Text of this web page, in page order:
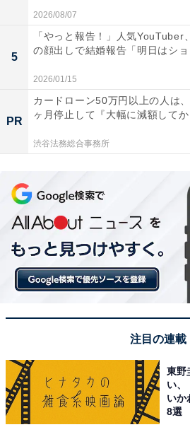
2026/08/07
5
「やっと報告！」人気YouTuber
の顔出しで結婚報告「明日はシ
2026/01/15
PR
カードローン50万円以上の人は
ヶ月停止して『大幅に減額して
渋谷法務総合事務所
注目の連載
東野
い、
いか
8選